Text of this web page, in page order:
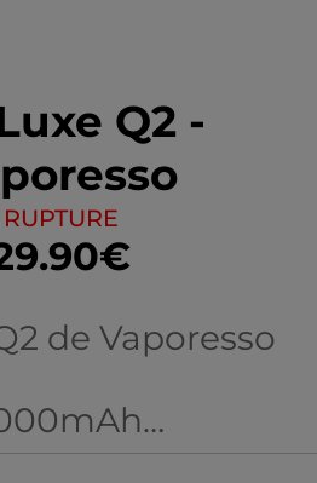
Q2 -
RUPTURE
de Vaporesso
3ml